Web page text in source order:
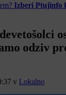
Izberi Ptujinfo
odziv
v Lokalno